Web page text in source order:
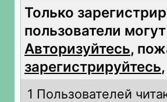
Только
пользователи
Авторизуйтесь,
зарегистрируйтесь
1 Пользователей